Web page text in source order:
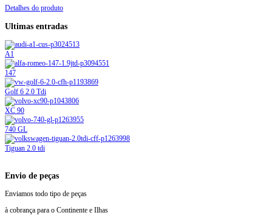
Detalhes do produto
Ultimas entradas
A1
147
Golf 6 2.0 Tdi
XC 90
740 GL
Tiguan 2.0 tdi
Envio de peças
Enviamos todo tipo de peças
à cobrança para o Continente e Ilhas